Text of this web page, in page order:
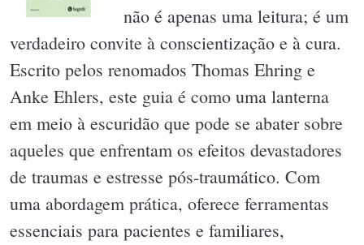
não é apenas uma leitura; é um
verdadeiro convite à conscientização e à cura.
Escrito pelos renomados Thomas Ehring e
Anke Ehlers, este guia é como uma lanterna
em meio à escuridão que pode se abater sobre
aqueles que enfrentam os efeitos devastadores
de traumas e estresse pós-traumático. Com
uma abordagem prática, oferece ferramentas
essenciais para pacientes e familiares,